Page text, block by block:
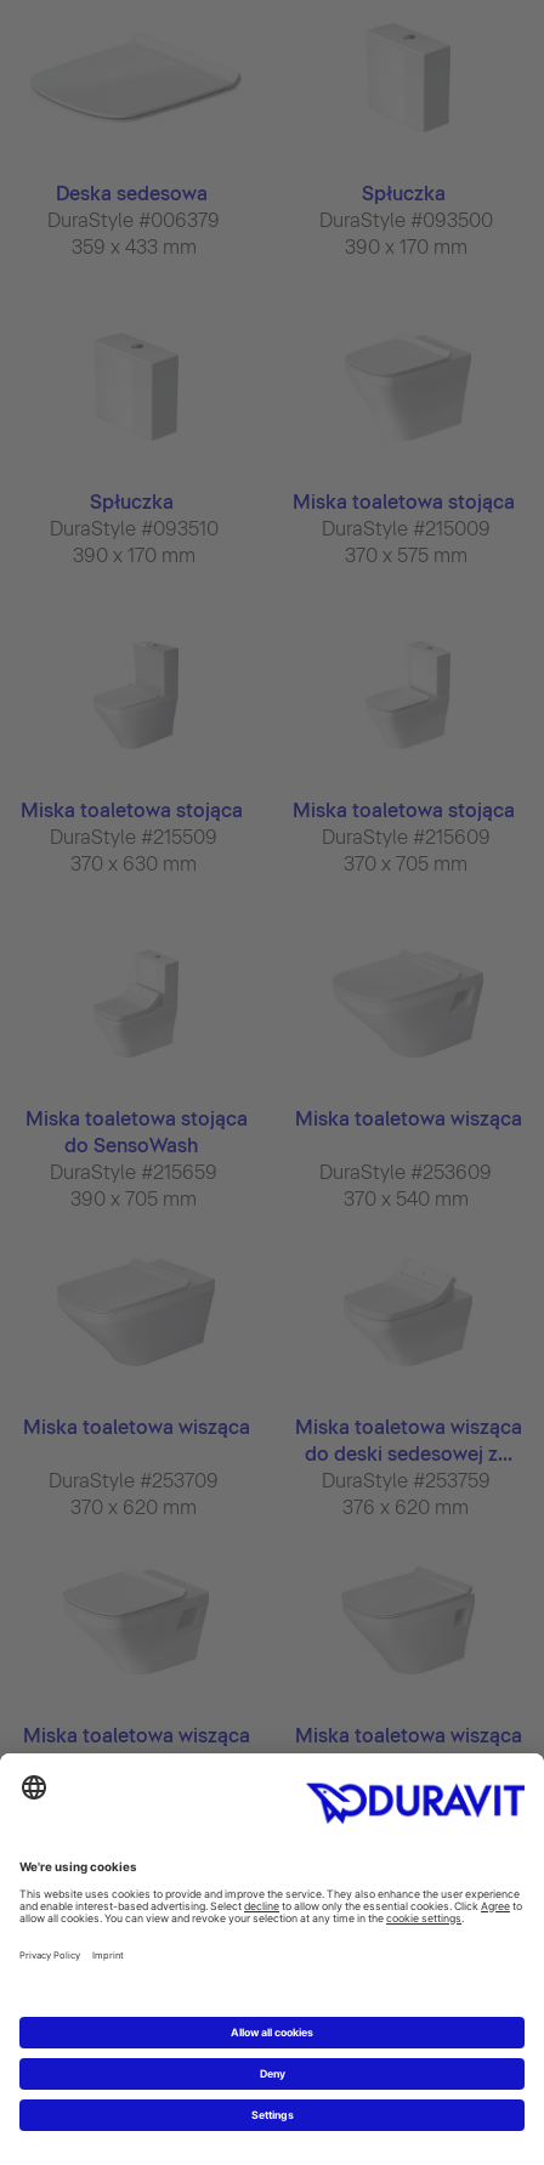
Deska sedesowa
DuraStyle #006379
359 x 433 mm
Spłuczka
DuraStyle #093500
390 x 170 mm
Spłuczka
DuraStyle #093510
390 x 170 mm
Miska toaletowa stojąca
DuraStyle #215009
370 x 575 mm
Miska toaletowa stojąca
DuraStyle #215509
370 x 630 mm
Miska toaletowa stojąca
DuraStyle #215609
370 x 705 mm
Miska toaletowa stojąca
do SensoWash
DuraStyle #215659
390 x 705 mm
Miska toaletowa wisząca
DuraStyle #253609
370 x 540 mm
Miska toaletowa wisząca
DuraStyle #253709
370 x 620 mm
Miska toaletowa wisząca
do deski sedesowej z...
DuraStyle #253759
376 x 620 mm
Miska toaletowa wisząca Miska toaletowa wisząca
DuraStyle #253909
370 x 480 mm
Miska toaletowa wisząca
DuraStyle #254209
Miska toaletowa wisząca
DuraStyle #254259